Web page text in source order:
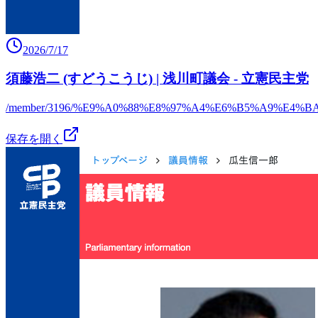
2026/7/17
須藤浩二 (すどうこうじ) | 浅川町議会 - 立憲民主党
/member/3196/
保存を開く